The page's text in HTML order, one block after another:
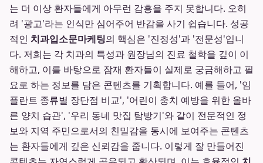
는 더 이상 환자들에게 아무런 감흥을 주지 못합니다. 오히
려 '광고'라는 인식만 심어주어 반감을 사기 쉽습니다. 성공
적인 치과입소문마케팅의 핵심은 '진정성'과 '전문성'입니
다. 저희는 각 치과의 특성과 원장님의 진료 철학을 깊이 이
해하고, 이를 바탕으로 잠재 환자들이 실제로 궁금해하고 필
요로 하는 정보를 담은 콘텐츠를 기획합니다. 예를 들어, '임
플란트 종류별 장단점 비교', '어린이 충치 예방을 위한 올바
른 양치 습관', '우리 동네 맛집 탐방기'와 같이 전문적인 정
보와 지역 주민으로서의 친밀감을 동시에 보여주는 콘텐츠
는 환자들에게 깊은 신뢰감을 줍니다. 이렇게 잘 만들어진